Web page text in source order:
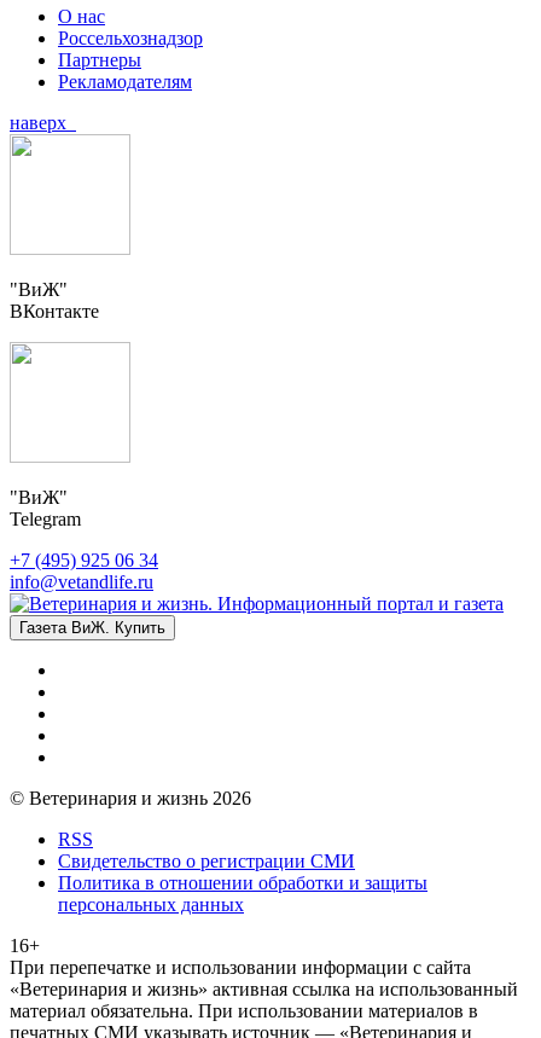
О нас
Россельхознадзор
Партнеры
Рекламодателям
наверх
"ВиЖ"
ВКонтакте
"ВиЖ"
Telegram
+7 (495) 925 06 34
info@vetandlife.ru
Газета ВиЖ. Купить
© Ветеринария и жизнь 2026
RSS
Свидетельство о регистрации СМИ
Политика в отношении обработки и защиты
персональных данных
16+
При перепечатке и использовании информации с сайта
«Ветеринария и жизнь» активная ссылка на использованный
материал обязательна. При использовании материалов в
печатных СМИ указывать источник — «Ветеринария и